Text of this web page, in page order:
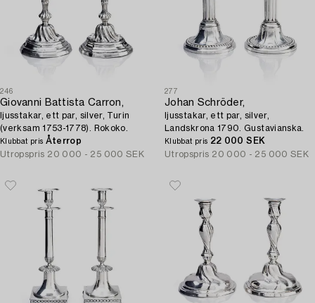
246
Giovanni Battista Carron,
ljusstakar, ett par, silver, Turin
(verksam 1753-1778). Rokoko.
Klubbat pris Återrop
Utropspris 20 000 - 25 000 SEK
277
Johan Schröder,
ljusstakar, ett par, silver,
Landskrona 1790. Gustavianska.
Klubbat pris 22 000 SEK
Utropspris 20 000 - 25 000 SEK